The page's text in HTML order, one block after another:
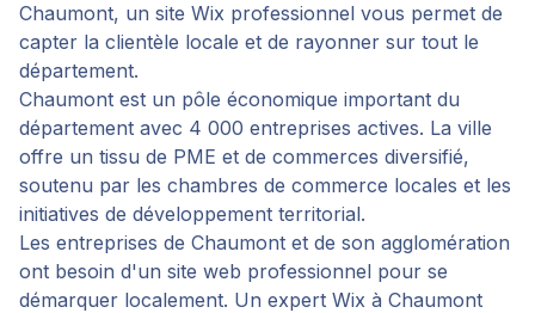
Chaumont, un site Wix professionnel vous permet de
capter la clientèle locale et de rayonner sur tout le
département.
Chaumont est un pôle économique important du
département avec 4 000 entreprises actives. La ville
offre un tissu de PME et de commerces diversifié,
soutenu par les chambres de commerce locales et les
initiatives de développement territorial.
Les entreprises de Chaumont et de son agglomération
ont besoin d'un site web professionnel pour se
démarquer localement. Un expert Wix à Chaumont